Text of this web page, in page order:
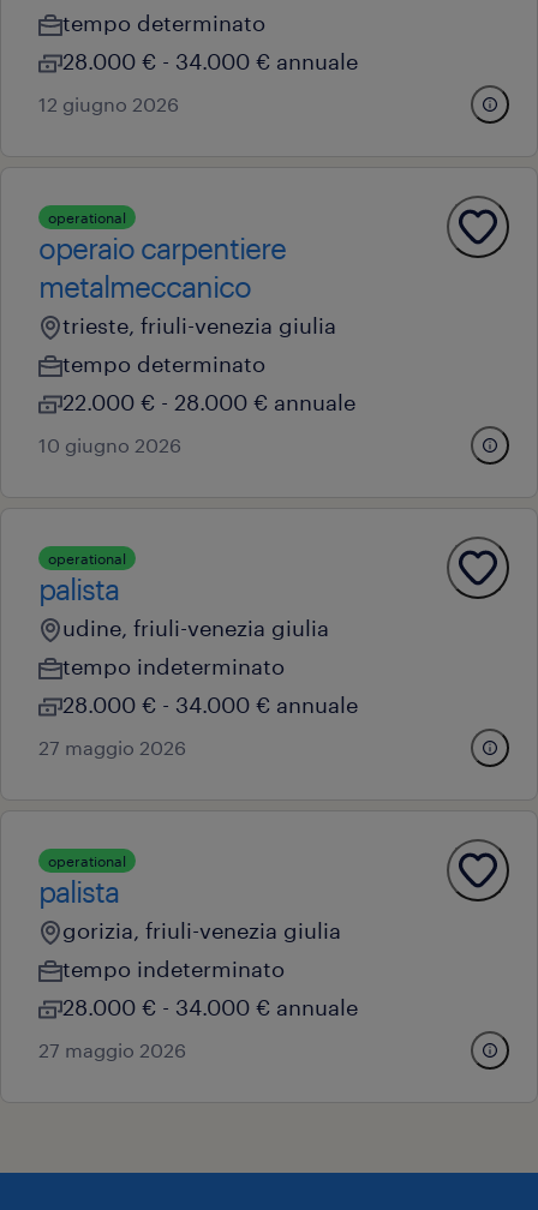
tempo determinato
28.000 € - 34.000 € annuale
12 giugno 2026
operational
operaio carpentiere
metalmeccanico
trieste, friuli-venezia giulia
tempo determinato
22.000 € - 28.000 € annuale
10 giugno 2026
operational
palista
udine, friuli-venezia giulia
tempo indeterminato
28.000 € - 34.000 € annuale
27 maggio 2026
operational
palista
gorizia, friuli-venezia giulia
tempo indeterminato
28.000 € - 34.000 € annuale
27 maggio 2026